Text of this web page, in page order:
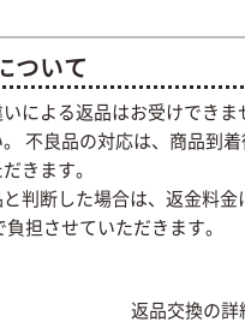
ついて
による返品はお受けできま
不良品の対応は、商品到
きます。
判断した場合は、返金料金
担させていただきます。
返品交換の詳